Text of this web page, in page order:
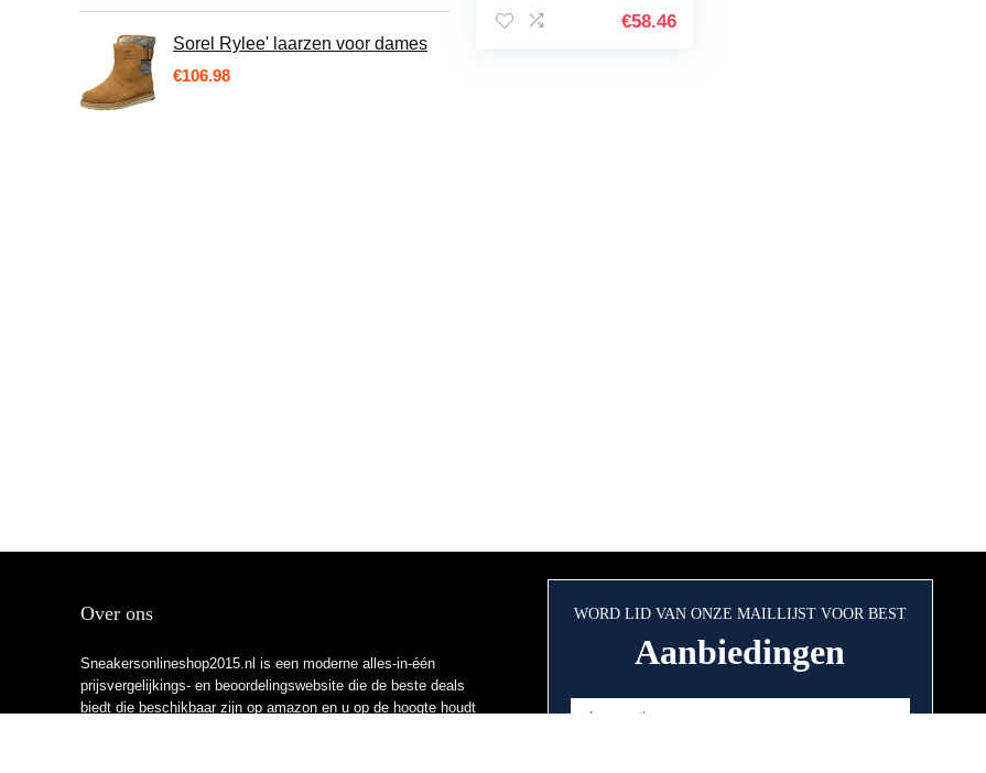
Sorel Rylee' laarzen voor dames
€106.98
€58.46
Over ons
Sneakersonlineshop2015.nl is een moderne alles-in-één
prijsvergelijkings- en beoordelingswebsite die de beste deals
biedt die beschikbaar zijn op amazon en u op de hoogte houdt
WORD LID VAN ONZE MAILLIJST VOOR BEST
Aanbiedingen